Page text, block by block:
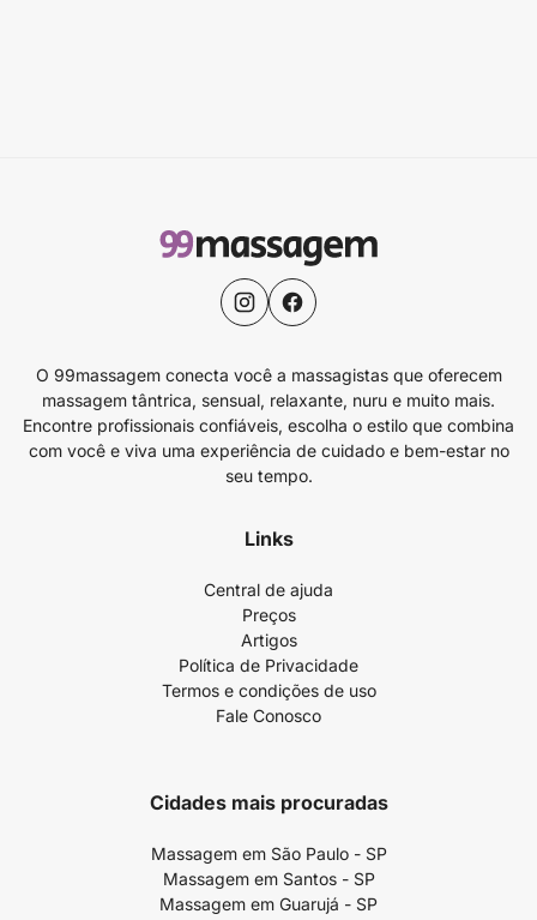
O 99massagem conecta você a massagistas que oferecem
massagem tântrica, sensual, relaxante, nuru e muito mais.
Encontre profissionais confiáveis, escolha o estilo que combina
com você e viva uma experiência de cuidado e bem-estar no
seu tempo.
Links
Central de ajuda
Preços
Artigos
Política de Privacidade
Termos e condições de uso
Fale Conosco
Cidades mais procuradas
Massagem em São Paulo - SP
Massagem em Santos - SP
Massagem em Guarujá - SP